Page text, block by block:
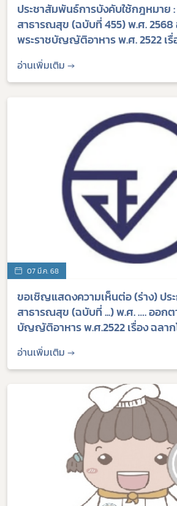
ประชาสัมพันธ์การบังคับใช้กฎหมาย :
สาธารณสุข (ฉบับที่ 455) พ.ศ. 2568
พระราชบัญญัติอาหาร พ.ศ. 2522 เรื่
มาร์มาเลด
อ่านเพิ่มเติม →
07 มี.ค. 68
ขอเชิญแสดงความเห็นต่อ (ร่าง) ปร
สาธารณสุข (ฉบับที่ ...) พ.ศ. …. ออกต
บัญญัติอาหาร พ.ศ.2522 เรื่อง ฉลา
2) และเรื่อง อาหารที่ต้องแสดงฉลาก
พลังงาน น้ำตาล ไขมัน และโซเดียม
3)
อ่านเพิ่มเติม →